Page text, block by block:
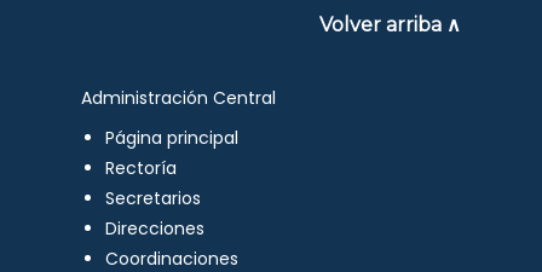
Volver arriba ∧
Administración Central
Página principal
Rectoría
Secretarios
Direcciones
Coordinaciones